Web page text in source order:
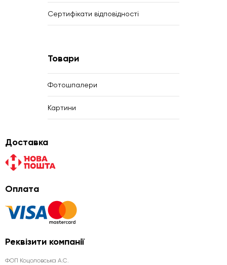
Сертифікати відповідності
Товари
Фотошпалери
Картини
Доставка
Оплата
Реквізити компанії
ФОП Коцоловська А.С.